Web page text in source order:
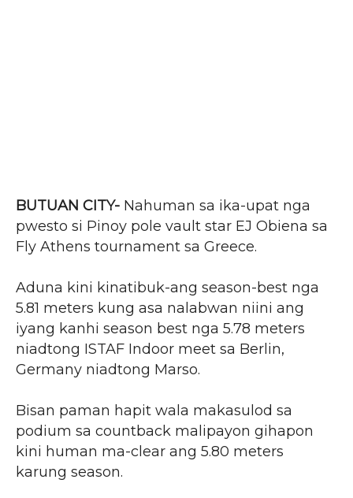
BUTUAN CITY- Nahuman sa ika-upat nga
pwesto si Pinoy pole vault star EJ Obiena sa
Fly Athens tournament sa Greece.
Aduna kini kinatibuk-ang season-best nga
5.81 meters kung asa nalabwan niini ang
iyang kanhi season best nga 5.78 meters
niadtong ISTAF Indoor meet sa Berlin,
Germany niadtong Marso.
Bisan paman hapit wala makasulod sa
podium sa countback malipayon gihapon
kini human ma-clear ang 5.80 meters
karung season.